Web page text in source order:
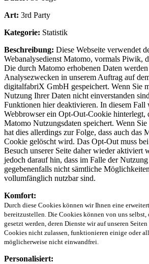
Art: 3rd Party
Kategorie: Statistik
Beschreibung: Diese Webseite verwendet
Webanalysedienst Matomo, vormals Piwik,
Die durch Matomo erhobenen Daten
Analysezwecken in unserem Auftrag auf
digitalfabriX GmbH gespeichert. Wenn Sie
Nutzung Ihrer Daten nicht einverstanden
Funktionen hier deaktivieren. In diesem
Webbrowser ein Opt-Out-Cookie hinterlegt,
Matomo Nutzungsdaten speichert. Wenn
hat dies allerdings zur Folge, dass auch das
Cookie gelöscht wird. Das Opt-Out muss
Besuch unserer Seite daher wieder aktiviert
jedoch darauf hin, dass im Falle der
gegebenenfalls nicht sämtliche
vollumfänglich nutzbar sind.
Komfort:
Durch diese Cookies können wir Ihnen eine
bereitzustellen. Die Cookies können von uns
gesetzt werden, deren Dienste wir auf unseren
Cookies nicht zulassen, funktionieren einige oder
möglicherweise nicht einwandfrei.
Personalisiert: